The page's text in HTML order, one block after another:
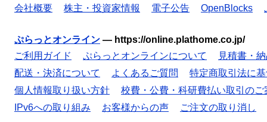
会社概要 株主・投資家情報 電子公告 OpenBlocks
ぷらっとオンライン — https://online.plathome.co.jp/
ご利用ガイド
ぷらっとオンラインについて
見積書・
配送・決済について
よくあるご質問
特定商取引法に
個人情報取り扱い方針
校費・公費・科研費払い取引のご
IPv6への取り組み
お客様からの声 ご注文の取り消し